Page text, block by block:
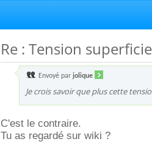
Re : Tension
Envoyé par jolique
Je crois savoir que plus cette
C'est le contraire.
Tu as regardé sur wiki ?